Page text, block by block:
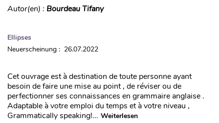
Autor(en) : Bourdeau Tifany
Ellipses
Neuerscheinung : 26.07.2022
Cet ouvrage est à destination de toute personne ayant
besoin de faire une mise au point , de réviser ou de
perfectionner ses connaissances en grammaire anglaise .
Adaptable à votre emploi du temps et à votre niveau ,
Grammatically speaking!... Weiterlesen